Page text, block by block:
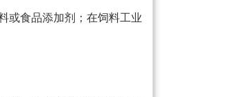
或食品添加剂；在饲料工业